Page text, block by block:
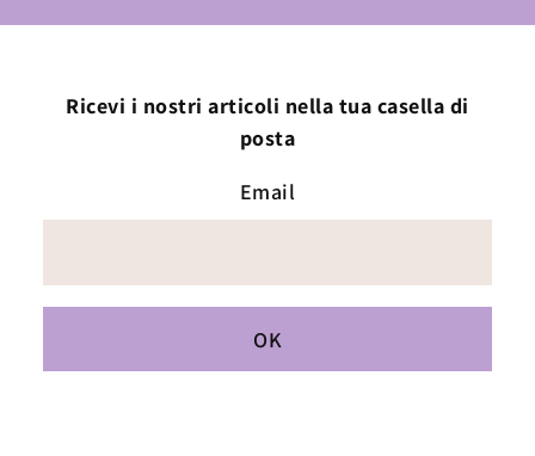
Ricevi i nostri articoli nella tua casella di
posta
Email